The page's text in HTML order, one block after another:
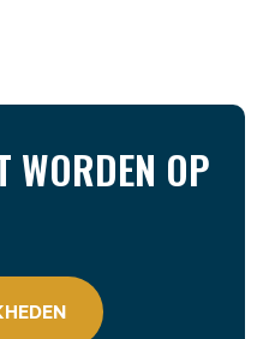
WORDEN OP